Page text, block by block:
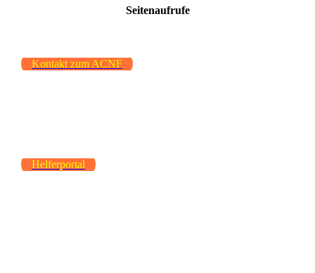
Seitenaufrufe
Kontakt zum ACNF
Helferportal